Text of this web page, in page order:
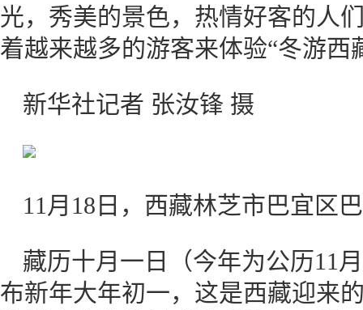
光，秀美的景色，热情好客的人
着越来越多的游客来体验“冬游西
新华社记者 张汝锋 摄
11月18日，西藏林芝市巴宜区
藏历十月一日（今年为公历11
布新年大年初一，这是西藏迎来